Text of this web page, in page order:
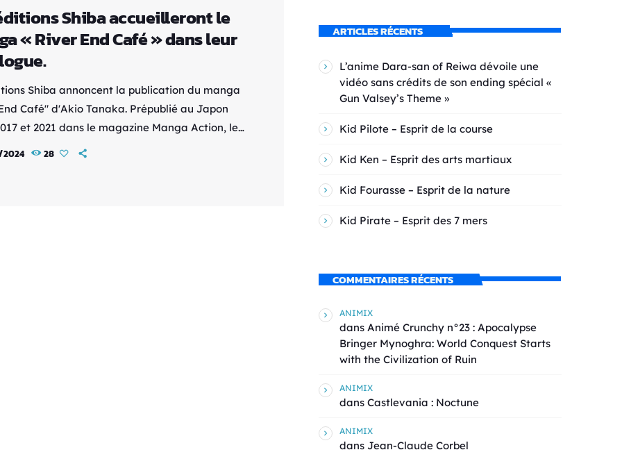
Shiba accueilleront le
« River End Café » dans leur
Shiba annoncent la publication du manga
Café" d'Akio Tanaka. Prépublié au Japon
et 2021 dans le magazine Manga Action, le
tome sortira en France le 8 mars 2024 au prix
2024 28
ARTICLES RÉCENTS
L’anime Dara-san of Reiwa dévoile une
vidéo sans crédits de son ending spécial «
Gun Valsey’s Theme »
Kid Pilote – Esprit de la course
Kid Ken – Esprit des arts martiaux
Kid Fourasse – Esprit de la nature
Kid Pirate – Esprit des 7 mers
COMMENTAIRES RÉCENTS
ANIMIX
dans Animé Crunchy n°23 : Apocalypse
Bringer Mynoghra: World Conquest Starts
with the Civilization of Ruin
ANIMIX
dans Castlevania : Noctune
ANIMIX
dans Jean-Claude Corbel